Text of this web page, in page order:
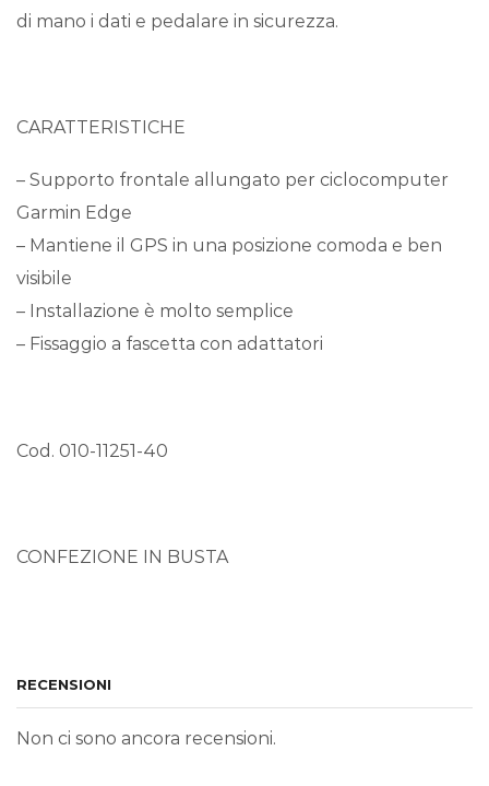
di mano i dati e pedalare in sicurezza.
CARATTERISTICHE
– Supporto frontale allungato per ciclocomputer
Garmin Edge
– Mantiene il GPS in una posizione comoda e ben
visibile
– Installazione è molto semplice
– Fissaggio a fascetta con adattatori
Cod. 010-11251-40
CONFEZIONE IN BUSTA
RECENSIONI
Non ci sono ancora recensioni.